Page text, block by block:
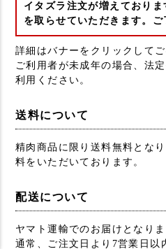
イタズラ注文が増えており
を取らせていただきます。ご
詳細はバナーをクリックしてご
ご利用者が未成年の場合、法
利用ください。
送料について
精肉商品に限り送料無料とな
料をいただいております。
配送について
ヤマト運輸でのお届けとなりま
通常、ご注文日より7営業日以